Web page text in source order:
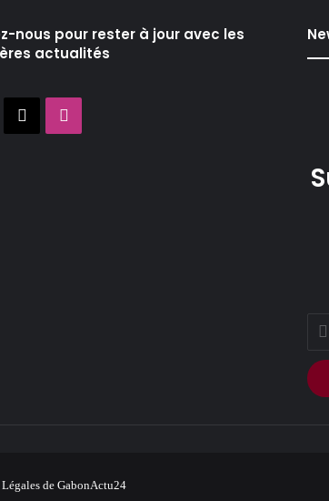
nous pour rester à jour avec les
actualités
X
your
de GabonActu24